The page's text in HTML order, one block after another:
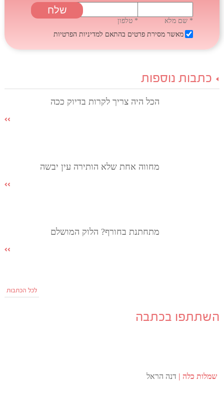
* שם מלא
* טלפון
מאשר מסירת פרטים בהתאם למדיניות הפרטיות
כתבות נוספות
הכל היה צריך לקרות בדיוק ככה
מחווה אחת שלא הותירה עין יבשה
מתחתנת בחורף? הלוק המושלם
לכל הכתבות
השתתפו בכתבה
שמלות כלה דנה הראל